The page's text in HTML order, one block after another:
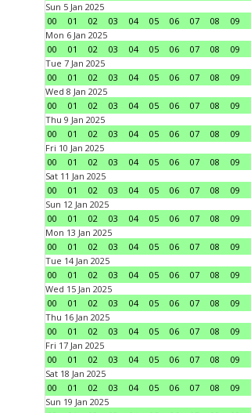
Sun 5 Jan 2025
00
01 02 03 04 05 06 07 08 09
Mon 6 Jan 2025
00
01 02 03 04 05 06 07 08 09
Tue 7 Jan 2025
00
01 02 03 04 05 06 07 08 09
Wed 8 Jan 2025
00
01 02 03 04 05 06 07 08 09
Thu 9 Jan 2025
00
01 02 03 04 05 06 07 08 09
Fri 10 Jan 2025
00
01 02 03 04 05 06 07 08 09
Sat 11 Jan 2025
00
01 02 03 04 05 06 07 08 09
Sun 12 Jan 2025
00
01 02 03 04 05 06 07 08 09
Mon 13 Jan 2025
00
01 02 03 04 05 06 07 08 09
Tue 14 Jan 2025
00
01 02 03 04 05 06 07 08 09
Wed 15 Jan 2025
00
01 02 03 04 05 06 07 08 09
Thu 16 Jan 2025
00
01 02 03 04 05 06 07 08 09
Fri 17 Jan 2025
00
01 02 03 04 05 06 07 08 09
Sat 18 Jan 2025
00
01 02 03 04 05 06 07 08 09
Sun 19 Jan 2025